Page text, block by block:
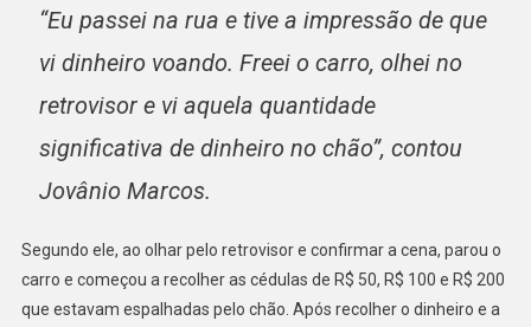
Carteira
R$
“Eu passei na rua e tive a impressão de que
vi dinheiro voando. Freei o carro, olhei no
retrovisor e vi aquela quantidade
significativa de dinheiro no chão”, contou
Jovânio Marcos.
Segundo ele, ao olhar pelo retrovisor e confirmar a cena, parou o
carro e começou a recolher as cédulas de R$ 50, R$ 100 e R$ 200
que estavam espalhadas pelo chão. Após recolher o dinheiro e a